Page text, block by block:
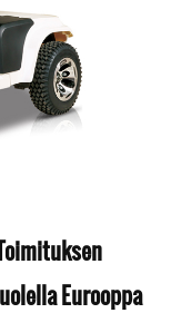
Eurooppa